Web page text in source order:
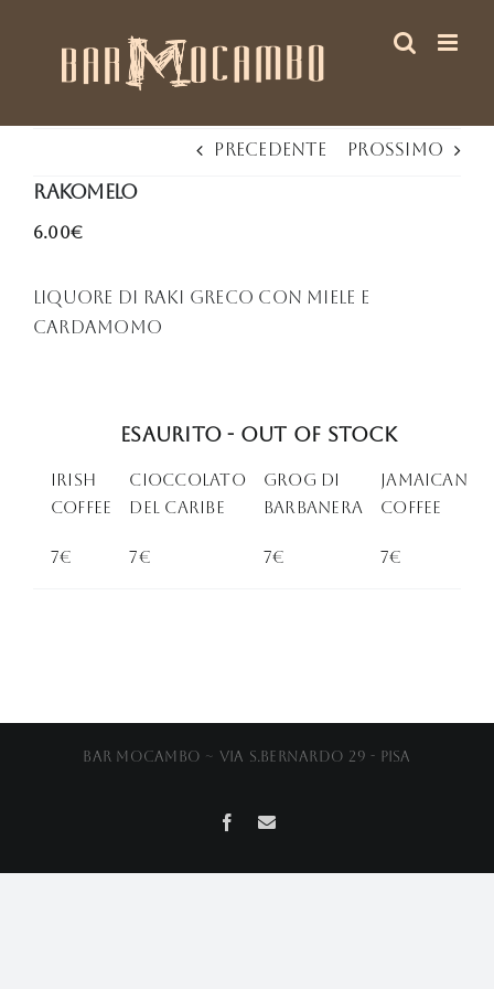
Precedente Prossimo
Rakomelo
6.00€
Liquore di Raki greco con miele e
cardamomo
Esaurito - Out of stock
Irish
COffee
7€
Cioccolato
del Caribe
7€
Grog di
Barbanera
7€
Jamaican
Coffee
7€
Bar Mocambo ~ Via S.Bernardo 29 - Pisa
Facebook
Email